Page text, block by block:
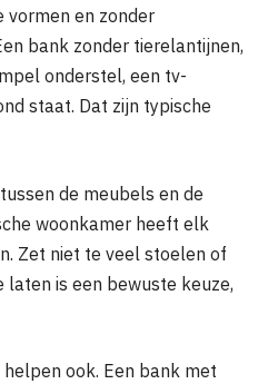
vormen en zonder
bank zonder tierelantijnen,
onderstel, een tv-
staat. Dat zijn typische
de meubels en de
woonkamer heeft elk
Zet niet te veel stoelen of
is een bewuste keuze,
ook. Een bank met